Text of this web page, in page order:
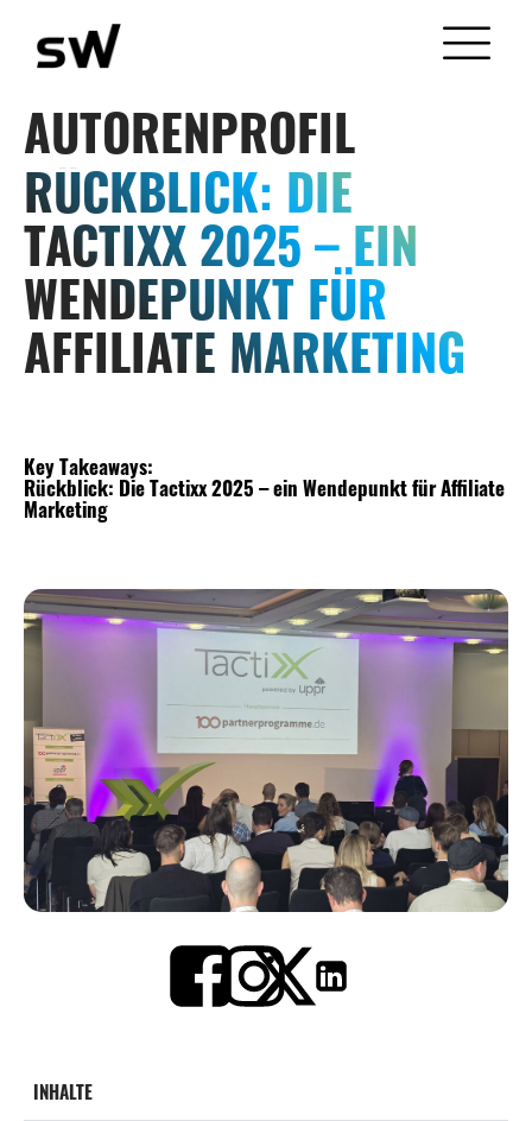
AUTORENPROFIL
RÜCKBLICK: DIE
TACTIXX 2025 – EIN
WENDEPUNKT FÜR
AFFILIATE MARKETING
Key Takeaways:
Rückblick: Die Tactixx 2025 – ein Wendepunkt für Affiliate
Marketing
INHALTE